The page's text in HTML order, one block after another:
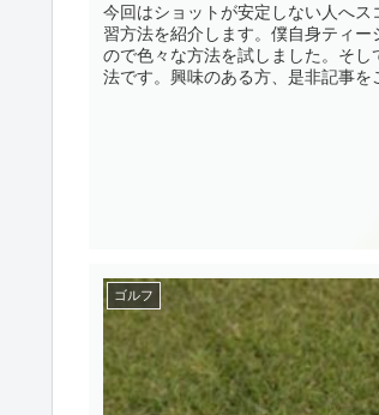
今回はショットが安定しない人へス
習方法を紹介します。僕自身ティー
ので色々な方法を試しました。そし
法です。興味のある方、是非記事を
ゴルフ